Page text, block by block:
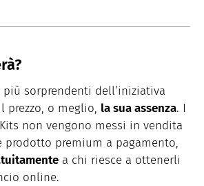
sorprendenti dell’iniziativa
prezzo, o meglio, la sua assenza. I
non vengono messi in vendita
prodotto premium a pagamento,
a chi riesce a ottenerli
online.